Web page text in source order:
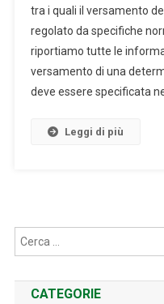
IN
UN
DI
tra i quali il versamento
regolato da specifiche
riportiamo tutte le
versamento di una
deve essere specificata
Leggi di più
CATEGORIE